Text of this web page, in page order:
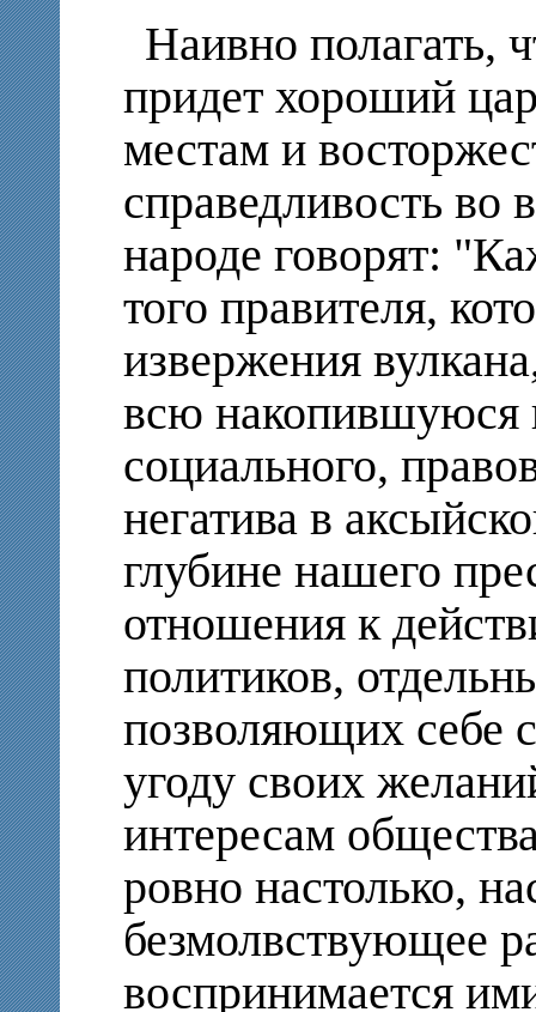
Наивно полагать,
придет хороший
местам и
справедливость во
народе говорят:
того правителя,
извержения
всю накопившуюся
социального,
негатива в
глубине нашего
отношения к
политиков,
позволяющих себе
угоду своих
интересам
ровно настолько,
безмолвствующее
воспринимается